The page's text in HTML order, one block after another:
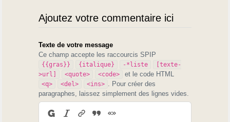
Ajoutez votre commentaire ici
Texte de votre message
Ce champ accepte les raccourcis SPIP
{{gras}} {italique} -*liste
[texte-
>url]
<quote> <code> et le code HTML
<q> <del> <ins>
. Pour créer des
paragraphes, laissez simplement des lignes vides.